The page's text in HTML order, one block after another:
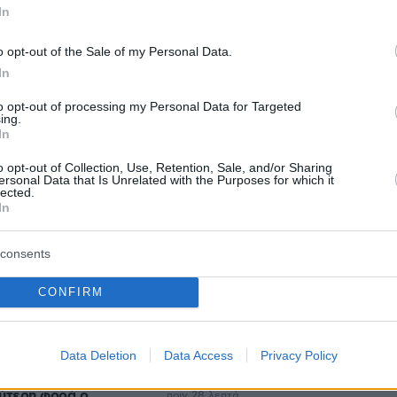
opt-out of the Sale of my Personal Data.
opt-out of processing my Personal Data for Targeted
opt-out of Collection, Use, Retention, Sale, and/or Sharing
Data that Is Unrelated with the Purposes for which it
CONFIRM
Data Deletion Data Access Privacy Policy
ΕιδήσειςΔημοφιλή
της
Στενά του
τροφική δηλητηρίαση: «Τι μάτι
Η φυσική «συνταγή» για καλύτερη
στυτική λειτουργία